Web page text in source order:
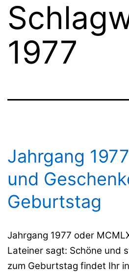
1977
Jahrgang
und
Geburtstag
Jahrgang 1977 oder
Lateiner sagt: Schöne und
zum Geburtstag findet Ihr